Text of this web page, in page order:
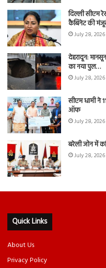
दिल्ली सीएम
कैबिनेट की
July 28, 2026
देहरादून:
का नया पुल…
July 28, 2026
सीएम धामी ने
ऑफ
July 28, 2026
बरेली जोन में
July 28, 2026
Quick Links
About Us
Privacy Policy